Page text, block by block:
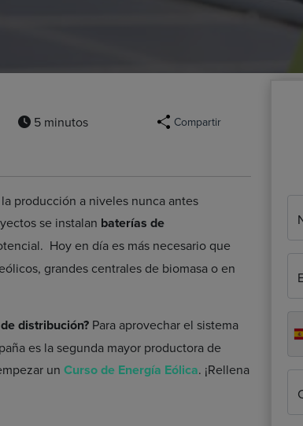
5 minutos Compartir
producción a niveles nunca antes
se instalan baterías de
Hoy en día es más necesario que
grandes centrales de biomasa o en
distribución? Para aprovechar el sistema
es la segunda mayor productora de
un Curso de Energía Eólica. ¡Rellena